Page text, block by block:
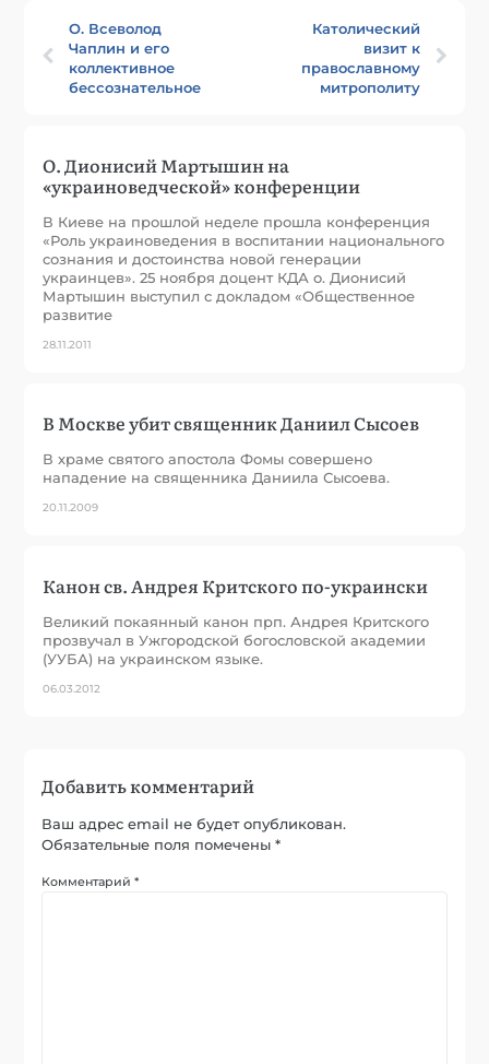
О. Всеволод
Чаплин и его
коллективное
бессознательное
Католический
визит к
православному
митрополиту
О. Дионисий Мартышин на
«украиноведческой» конференции
В Киеве на прошлой неделе прошла конференция
«Роль украиноведения в воспитании национального
сознания и достоинства новой генерации
украинцев». 25 ноября доцент КДА о. Дионисий
Мартышин выступил с докладом «Общественное
развитие
28.11.2011
В Москве убит священник Даниил Сысоев
В храме святого апостола Фомы совершено
нападение на священника Даниила Сысоева.
20.11.2009
Канон св. Андрея Критского по-украински
Великий покаянный канон прп. Андрея Критского
прозвучал в Ужгородской богословской академии
(УУБА) на украинском языке.
06.03.2012
Добавить комментарий
Ваш адрес email не будет опубликован.
Обязательные поля помечены*
Комментарий*